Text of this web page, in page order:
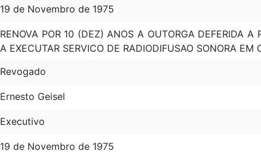
19 de Novembro de 1975
RENOVA POR 10 (DEZ) ANOS A OUTORGA DEFERIDA
A EXECUTAR SERVICO DE RADIODIFUSAO SONORA
Revogado
Ernesto Geisel
Executivo
19 de Novembro de 1975